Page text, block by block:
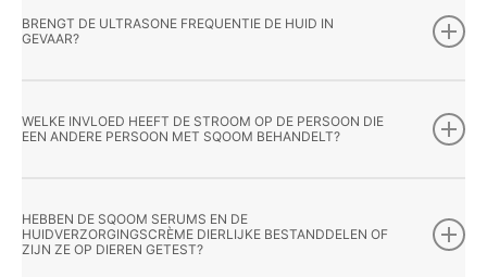
BRENGT DE ULTRASONE FREQUENTIE DE HUID IN
GEVAAR?
WELKE INVLOED HEEFT DE STROOM OP DE PERSOON DIE
EEN ANDERE PERSOON MET SQOOM BEHANDELT?
HEBBEN DE SQOOM SERUMS EN DE
HUIDVERZORGINGSCRÈME DIERLIJKE BESTANDDELEN OF
ZIJN ZE OP DIEREN GETEST?